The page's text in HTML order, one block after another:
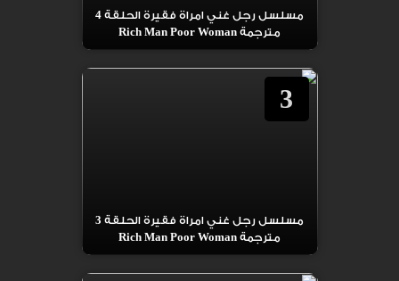
مسلسل رجل غني امراة فقيرة الحلقة 4
مترجمة Rich Man Poor Woman
3
مسلسل رجل غني امراة فقيرة الحلقة 3
مترجمة Rich Man Poor Woman